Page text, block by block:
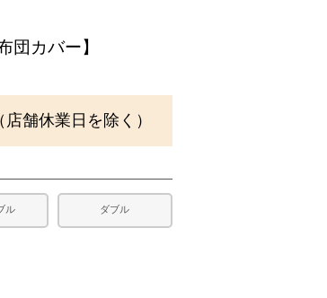
団カバー】
舗休業日を除く）
ル ダブル